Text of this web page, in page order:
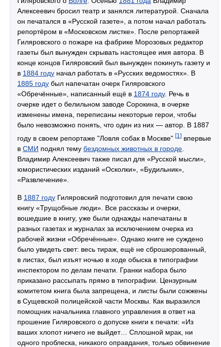
Алексеевич бросил театр и занялся литературой. Сначала
он печатался в «Русской газете», а потом начал работать
репортёром в «Московском листке». После репортажей
Гиляровского о пожаре на фабрике Морозовых редактор
газеты был вынужден скрывать настоящее имя автора. В
конце концов Гиляровский был вынужден покинуть газету и
в 1884 году начал работать в «Русских ведомостях». В
1885 году был напечатан очерк Гиляровского
«Обречённые», написанный ещё в 1874 году. Речь в
очерке идет о белильном заводе Сорокина, в очерке
изменены имена, переписаны некоторые герои, чтобы
было невозможно понять, что один из них — автор. В 1887
году в своем репортаже "Ловля собак в Москве" [1] впервые
в СМИ поднял тему бездомных животных в городе
Владимир Алексеевич также писал для «Русской мысли»,
юмористических изданий «Осколки», «Будильник»,
«Развлечение».
В 1887 году Гиляровский подготовил для печати свою
книгу «Трущобные люди». Все рассказы и очерки,
вошедшие в книгу, уже были однажды напечатаны в
разных газетах и журналах за исключением очерка из
рабочей жизни «Обречённые». Однако книге не суждено
было увидеть свет: весь тираж, ещё не сброшюрованный,
в листах, был изъят ночью в ходе обыска в типографии
инспектором по делам печати. Гранки набора было
приказано рассыпать прямо в типографии. Цензурным
комитетом книга была запрещена, и листы были сожжены
в Сущевской полицейской части Москвы. Как выразился
помощник начальника главного управления в ответ на
прошение Гиляровского о допуске книги к печати: «Из
ваших хлопот ничего не выйдет… Сплошной мрак, ни
одного проблеска, никакого оправдания, только обвинение